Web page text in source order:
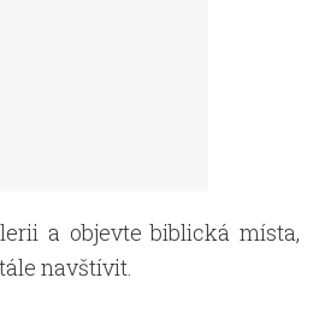
a objevte biblická místa,
navštívit.